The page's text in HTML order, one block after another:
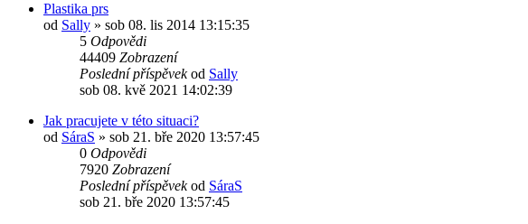
Plastika prs
od Sally » sob 08. lis 2014 13:15:35
5 Odpovědi
44409 Zobrazení
Poslední příspěvekod Sally
sob 08. kvě 2021 14:02:39
Jak pracujete v této situaci?
od SáraS » sob 21. bře 2020 13:57:45
0 Odpovědi
7920 Zobrazení
Poslední příspěvekod SáraS
sob 21. bře 2020 13:57:45